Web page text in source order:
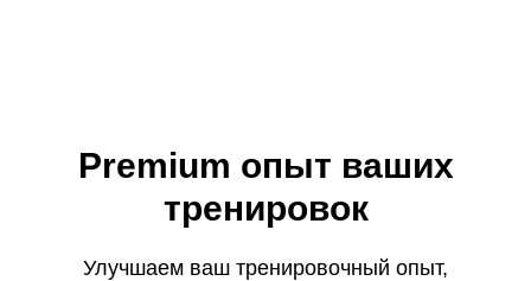
Premium опыт ваших
тренировок
Улучшаем ваш тренировочный опыт,